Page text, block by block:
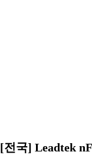
[전국] Leadtek